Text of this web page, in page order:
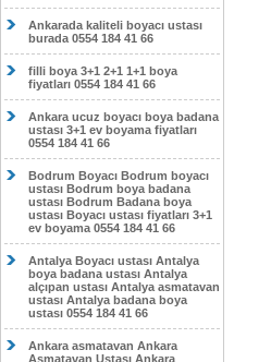
Ankarada kaliteli boyacı ustası
burada 0554 184 41 66
filli boya 3+1 2+1 1+1 boya
fiyatları 0554 184 41 66
Ankara ucuz boyacı boya badana
ustası 3+1 ev boyama fiyatları
0554 184 41 66
Bodrum Boyacı Bodrum boyacı
ustası Bodrum boya badana
ustası Bodrum Badana boya
ustası Boyacı ustası fiyatları 3+1
ev boyama 0554 184 41 66
Antalya Boyacı ustası Antalya
boya badana ustası Antalya
alçıpan ustası Antalya asmatavan
ustası Antalya badana boya
ustası 0554 184 41 66
Ankara asmatavan Ankara
Asmatavan Ustası Ankara